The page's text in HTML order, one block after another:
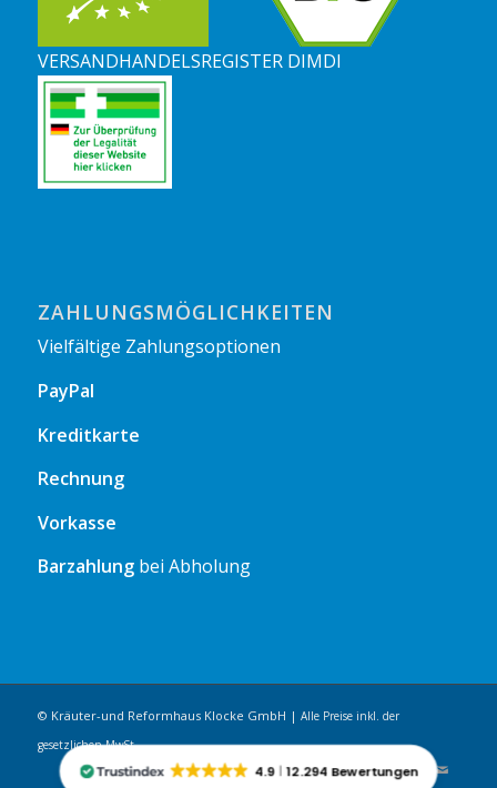
4.9 12.294 Bewertungen
VERSANDHANDELSREGISTER DIMDI
ZAHLUNGSMÖGLICHKEITEN
Vielfältige Zahlungsoptionen
PayPal
Kreditkarte
Rechnung
Vorkasse
Barzahlungbei Abholung
© Kräuter-und Reformhaus Klocke GmbH | Alle Preise inkl. der
gesetzlichen MwSt.